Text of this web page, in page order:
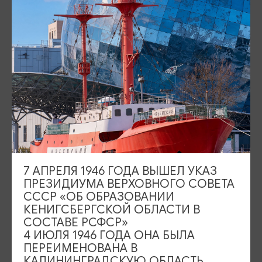
Площадь Победы, 1Закрыто
ул. Октябрьская, 2/3Закрыто
События
Туры и экскурсии
Где поесть
Чем заняться
Где остановиться
О путешествии в КО
Туристический центр
Подпишитесь на рассылку
7 АПРЕЛЯ 1946 ГОДА ВЫШЕЛ УКАЗ
ПРЕЗИДИУМА ВЕРХОВНОГО СОВЕТА
СССР «ОБ ОБРАЗОВАНИИ
КЕНИГСБЕРГСКОЙ ОБЛАСТИ В
СОСТАВЕ РСФСР»
4 ИЮЛЯ 1946 ГОДА ОНА БЫЛА
ПЕРЕИМЕНОВАНА В